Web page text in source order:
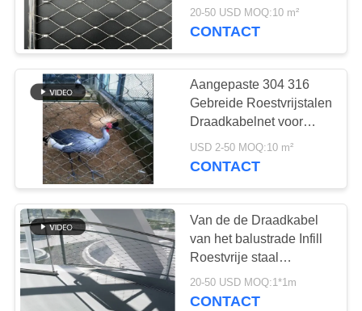
PRIVACYBELEID
20-50 USD MOQ:10 m²
CONTACT
Aangepaste 304 316
Gebreide Roestvrijstalen
Draadkabelnet voor
Bescherming van
Vogels in de Dierentuin
USD 2-50 MOQ:10 m²
CONTACT
Van de de Draadkabel
van het balustrade Infill
Roestvrije staal
Anticorrosieve Netwerk
SUS304 SS316
20-50 USD MOQ:1*1m
CONTACT